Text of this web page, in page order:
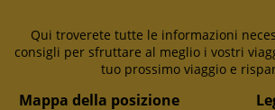
Qui troverete tutte le informazioni
consigli per sfruttare al meglio i vostri
tuo prossimo viaggio e
Mappa della posizione